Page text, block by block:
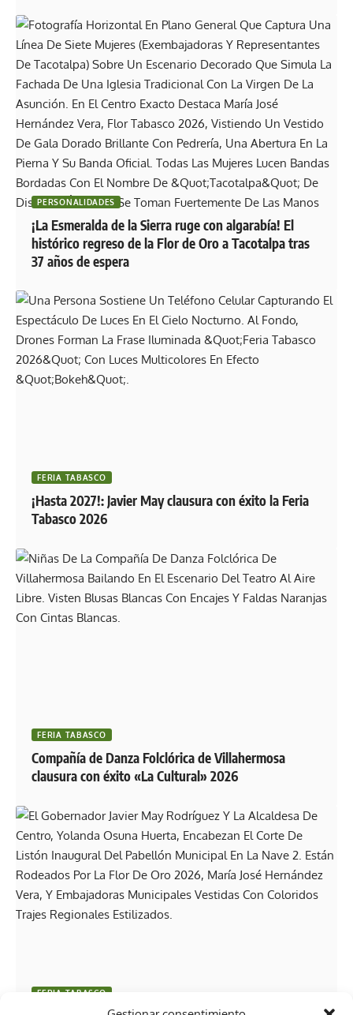
PERSONALIDADES
¡La Esmeralda de la Sierra ruge con algarabía! El
histórico regreso de la Flor de Oro a Tacotalpa tras
37 años de espera
FERIA TABASCO
¡Hasta 2027!: Javier May clausura con éxito la Feria
Tabasco 2026
FERIA TABASCO
Compañía de Danza Folclórica de Villahermosa
clausura con éxito «La Cultural» 2026
FERIA TABASCO